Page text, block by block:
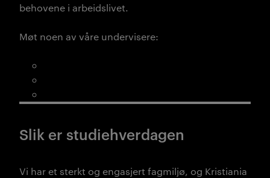
behovene i arbeidslivet.
Møt noen av våre undervisere:
Slik er studiehverdagen
Vi har et sterkt og engasjert fagmiljø, og Kristiania